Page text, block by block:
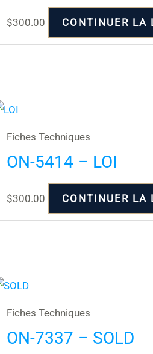
$300.00 CONTINUER LA
Fiches Techniques
ON-5414 – LOI
$300.00 CONTINUER LA
Fiches Techniques
ON-7337 – SOLD